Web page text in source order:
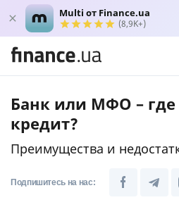
Multi от Finance.ua
(8,9K+)
Банк или МФО –
кредит?
Преимущества и
Подпишитесь на нас: